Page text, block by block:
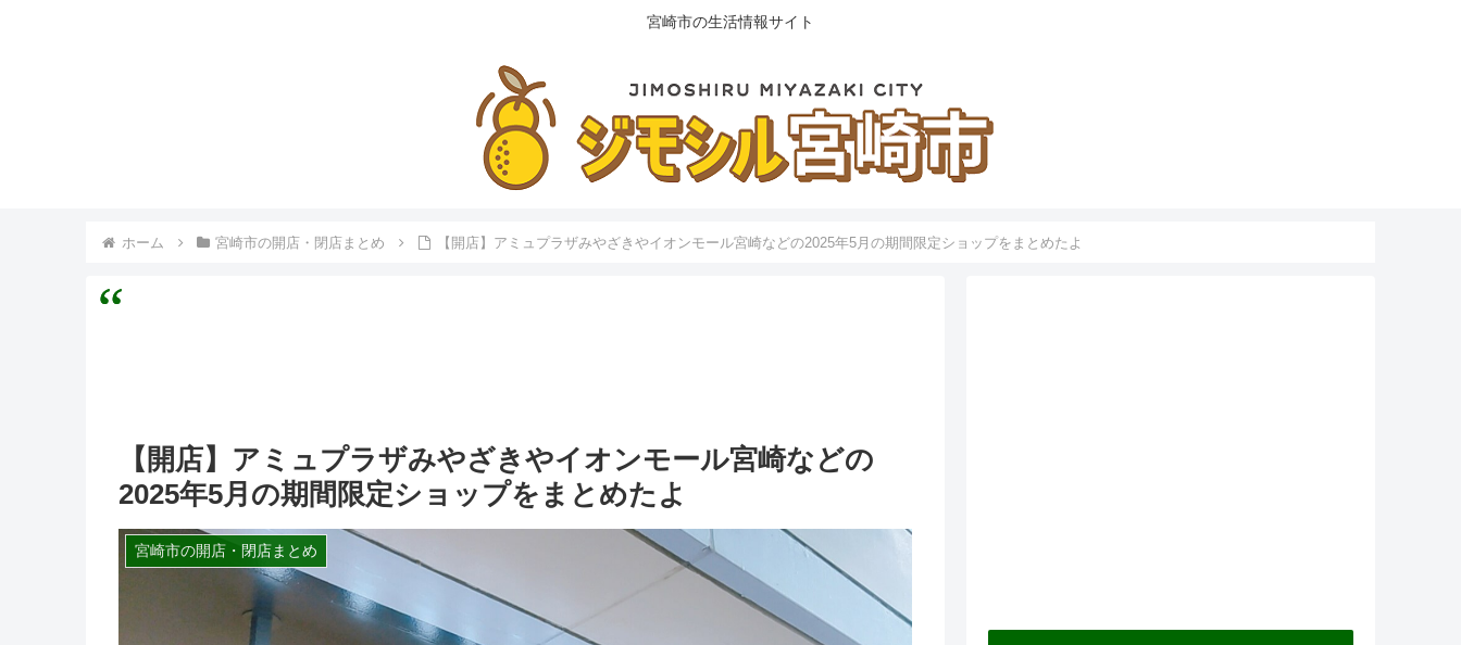
宮崎市の生活情報サイト
ホーム 宮崎市の開店・閉店まとめ 【開店】アミュプラザみやざきやイオンモール宮崎などの2025年5月の期間限定ショップをまとめたよ
【開店】アミュプラザみやざきやイオンモール宮崎などの
2025年5月の期間限定ショップをまとめたよ
宮崎市の開店・閉店まとめ